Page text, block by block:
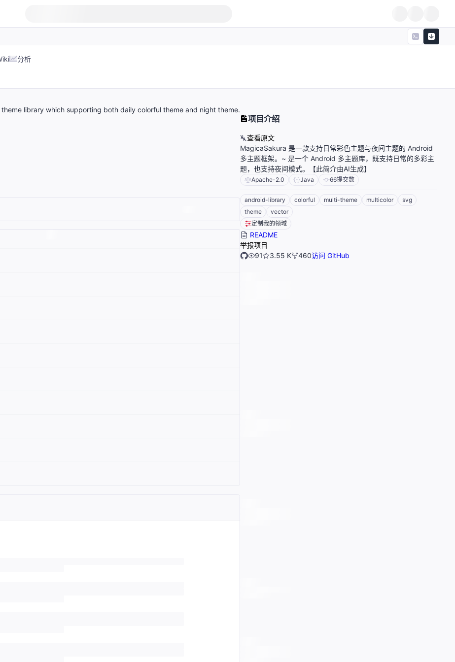
分析
library which supporting both daily colorful theme and night theme.
项目介绍
查看原文
MagicaSakura 是一款支持日常彩色主题与夜间主题的 Android
多主题框架。~ 是一个 Android 多主题库，既支持日常的多彩主
题，也支持夜间模式。【此简介由AI生成】
Apache-2.0 Java 66提交数
android-library colorful multi-theme multicolor
svg
theme
vector
定制我的领域
README
举报项目
91
3.55 K 460访问 GitHub